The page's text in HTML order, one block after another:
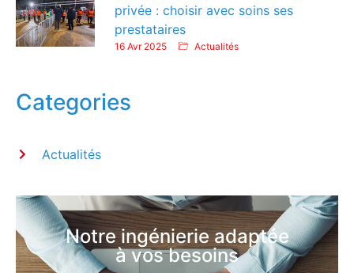
privée : choisir avec soins ses
prestataires
16 Avr 2025 Actualités
Categories
Actualités
Notre ingénierie adaptée
à vos besoins